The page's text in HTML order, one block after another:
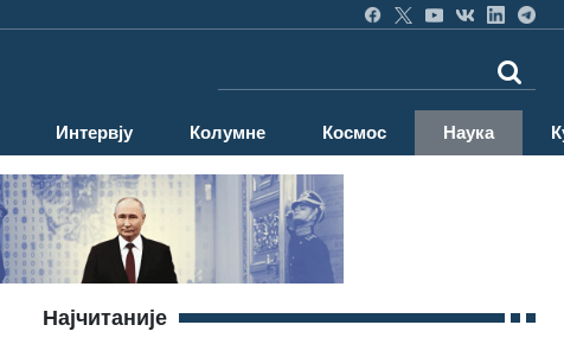
Интервју Колумне Космос Наука
Најчитаније